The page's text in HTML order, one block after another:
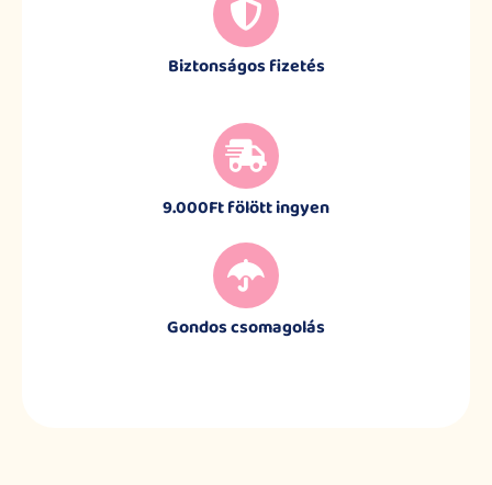
Biztonságos fizetés
9.000Ft fölött ingyen
Gondos csomagolás